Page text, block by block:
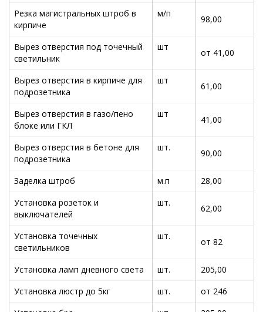
Резка магистральных штроб в
кирпиче
м/п
98,00
Вырез отверстия под точечный
светильник
шт
от 41,00
Вырез отверстия в кирпиче для
подрозетника
шт
61,00
Вырез отверстия в газо/пено
блоке или ГКЛ
шт
41,00
Вырез отверстия в бетоне для
подрозетника
шт.
90,00
Заделка штроб м.п
28,00
Установка розеток и
выключателей
шт.
62,00
Установка точечных
светильников
шт.
от 82
Установка ламп дневного света шт.
205,00
Установка люстр до 5кг
шт.
от 246